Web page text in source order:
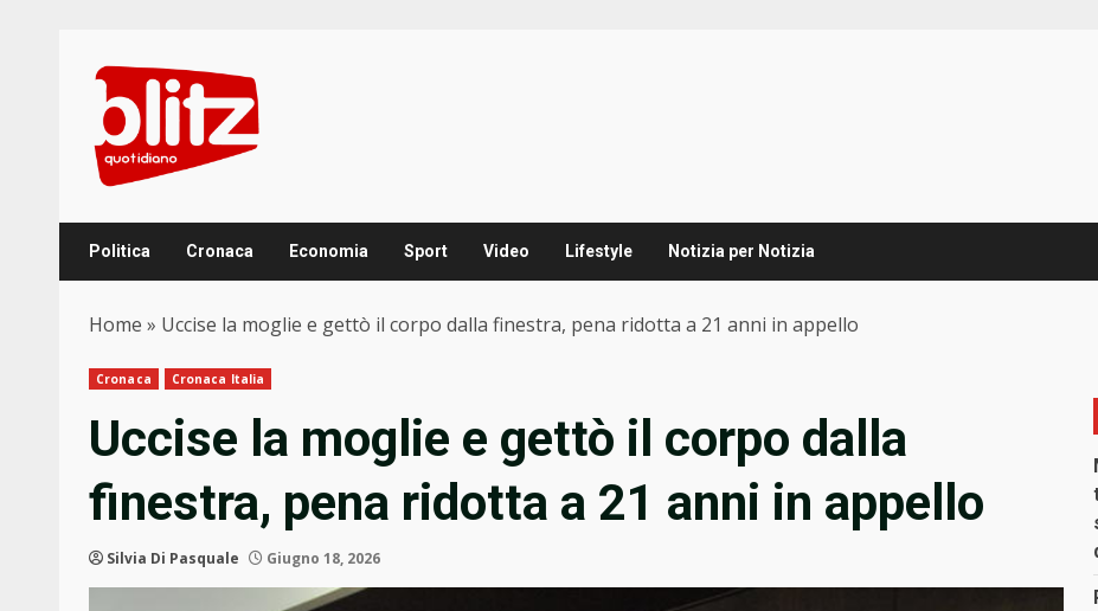
content
Politica Cronaca Economia Sport Video Lifestyle Notizia per Notizia
Home » Uccise la moglie e gettò il corpo dalla finestra, pena ridotta a 21 anni in appello
Cronaca Cronaca Italia
Uccise la moglie e gettò il corpo dalla
finestra, pena ridotta a 21 anni in appello
Silvia Di Pasquale Giugno 18, 2026